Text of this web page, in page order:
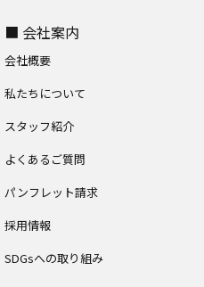
■ 会社案内
会社概要
私たちについて
スタッフ紹介
よくあるご質問
パンフレット請求
採用情報
SDGsへの取り組み